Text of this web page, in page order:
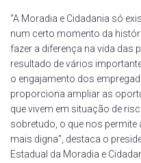
“A Moradia e Cidadania só
num certo momento da
fazer a diferença na vida das
resultado de vários
o engajamento dos
proporciona ampliar as
que vivem em situação de
sobretudo, o que nos permite
mais digna”, destaca o
Estadual da Moradia e